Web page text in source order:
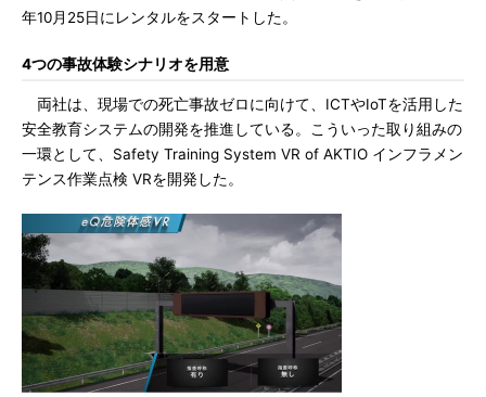
年10月25日にレンタルをスタートした。
4つの事故体験シナリオを用意
両社は、現場での死亡事故ゼロに向けて、ICTやIoTを活用した
安全教育システムの開発を推進している。こういった取り組みの
一環として、Safety Training System VR of AKTIO インフラメン
テンス作業点検 VRを開発した。